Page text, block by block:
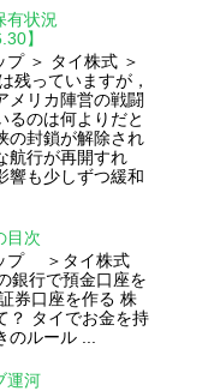
有状況
】
プ ＞ タイ株式 ＞
っていますが，
メリカ陣営の戦闘
るのは何よりだと
の封鎖が解除され
航行が再開すれ
響も少しずつ緩和
目次
プ ＞タイ株式
銀行で預金口座を
券口座を作る 株
？ タイでお金を持
ルール ...
運河